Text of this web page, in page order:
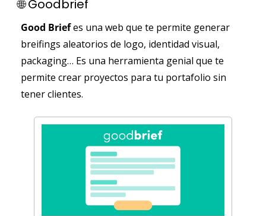
🌐 Goodbrief
Good Brief es una web que te permite generar
breifings aleatorios de logo, identidad visual,
packaging… Es una herramienta genial que te
permite crear proyectos para tu portafolio sin
tener clientes.